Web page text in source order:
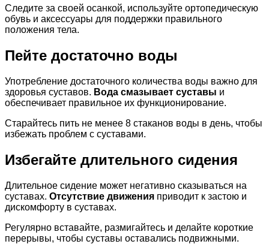
Следите за своей осанкой, используйте ортопедическую
обувь и аксессуары для поддержки правильного
положения тела.
Пейте достаточно воды
Употребление достаточного количества воды важно для
здоровья суставов. Вода смазывает суставы и
обеспечивает правильное их функционирование.
Старайтесь пить не менее 8 стаканов воды в день, чтобы
избежать проблем с суставами.
Избегайте длительного сидения
Длительное сидение может негативно сказываться на
суставах. Отсутствие движения приводит к застою и
дискомфорту в суставах.
Регулярно вставайте, размигайтесь и делайте короткие
перерывы, чтобы суставы оставались подвижными.